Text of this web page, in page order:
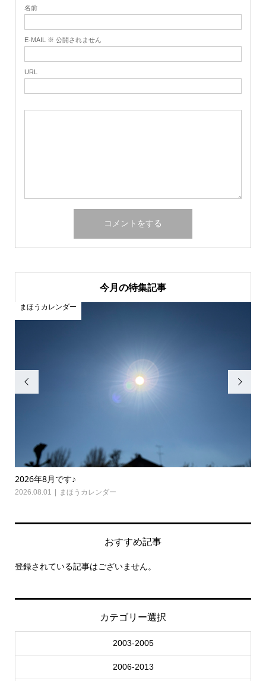
名前
E-MAIL ※ 公開されません
URL
今月の特集記事

です♪
まほうカレンダー
レンダー

おすすめ記事
登録されている記事はございません。
カテゴリー選択
2003-2005
2006-2013